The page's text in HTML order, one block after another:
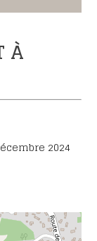
À
2024